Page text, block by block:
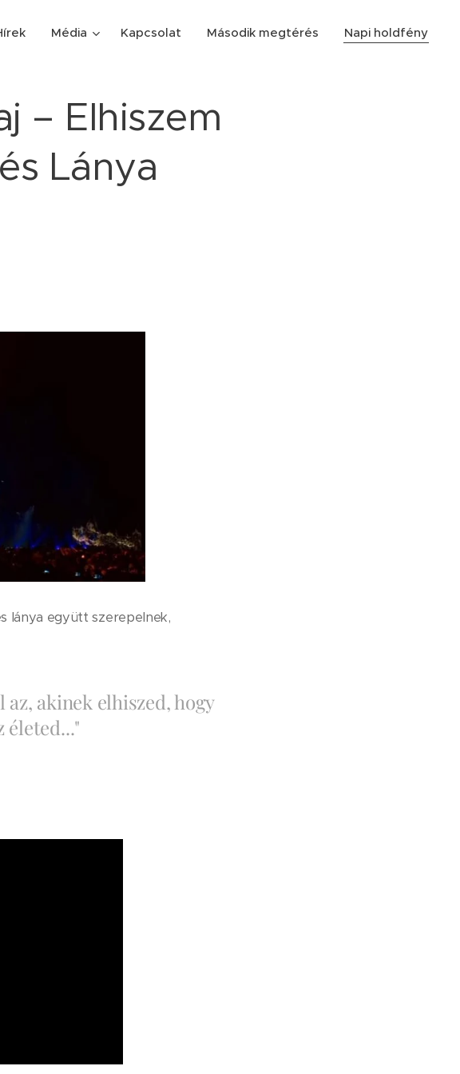
Média Kapcsolat Második megtérés Napi holdfény
– Elhiszem
Lánya
lánya együtt szerepelnek,
akinek elhiszed, hogy
életed..."